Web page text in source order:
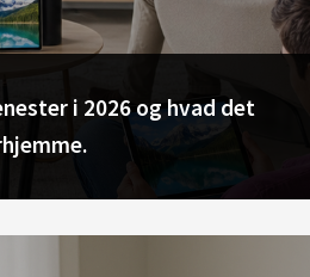
i 2026 og hvad det